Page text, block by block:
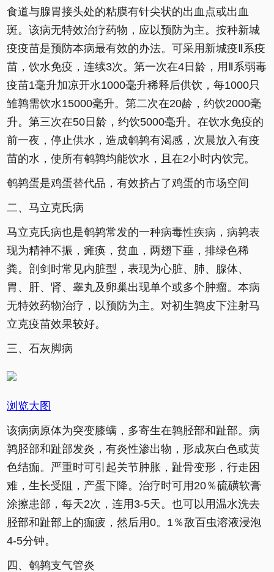
食道与腺胃接头处的粘膜有针尖状的出血点或出血
斑。该病无特效治疗药物，应以预防为主。按种新城
疫疫苗是预防本病最有效的办法。可采用新城疫Ⅱ系疫
苗，饮水免疫，连续3次。第一次在4日龄，用Ⅱ系弱毒
疫苗1毫升加凉开水1000毫升稀释后供饮，每1000只
雏鹑需饮水15000毫升。第二次在20龄，约饮2000毫
升。第三次在50日龄，约饮5000毫升。在饮水免疫的
前一夜，停止供水，造成鹌鹑有渴感，次晨放入有疫
苗的水，使所有鹌鹑均能饮水，且在2小时内饮完。
鹌鹑蛋是鸡蛋替代品，有效挤占了鸡蛋的市场空间
二、马立克氏病
马立克氏病也是鹌鹑常发的一种病毒性疾病，病鹑表
现为精神不振，瘫痪，贫血，两翅下垂，排绿色稀
粪。剖剑时常见内脏型，表现为心脏、肺、腺体、
胃、肝、肾、睾丸及卵巢出现单个或多个肿瘤。本病
无特效药物治疗，以预防为主。对初生鹑皮下注射马
立克疫苗效果较好。
三、石灰脚病
浏览大图
该病病原体为突变膝螨，多寄生在鹑胫部和趾部。病
鹑胫部和趾部发炎，有炎性渗出物，形成灰白色或黄
色结痂。严重时可引起关节肿胀，趾骨变形，行走困
难，生长受阻，产蛋下降。治疗时可用20％硫磺软膏
涂擦患部，每天2次，连用3-5天。也可以用温水洗去
胫部和趾部上的痂疲，然后用0。1％敌百虫溶液浸泡
4-5分钟。
四、鹌鹑支气管炎